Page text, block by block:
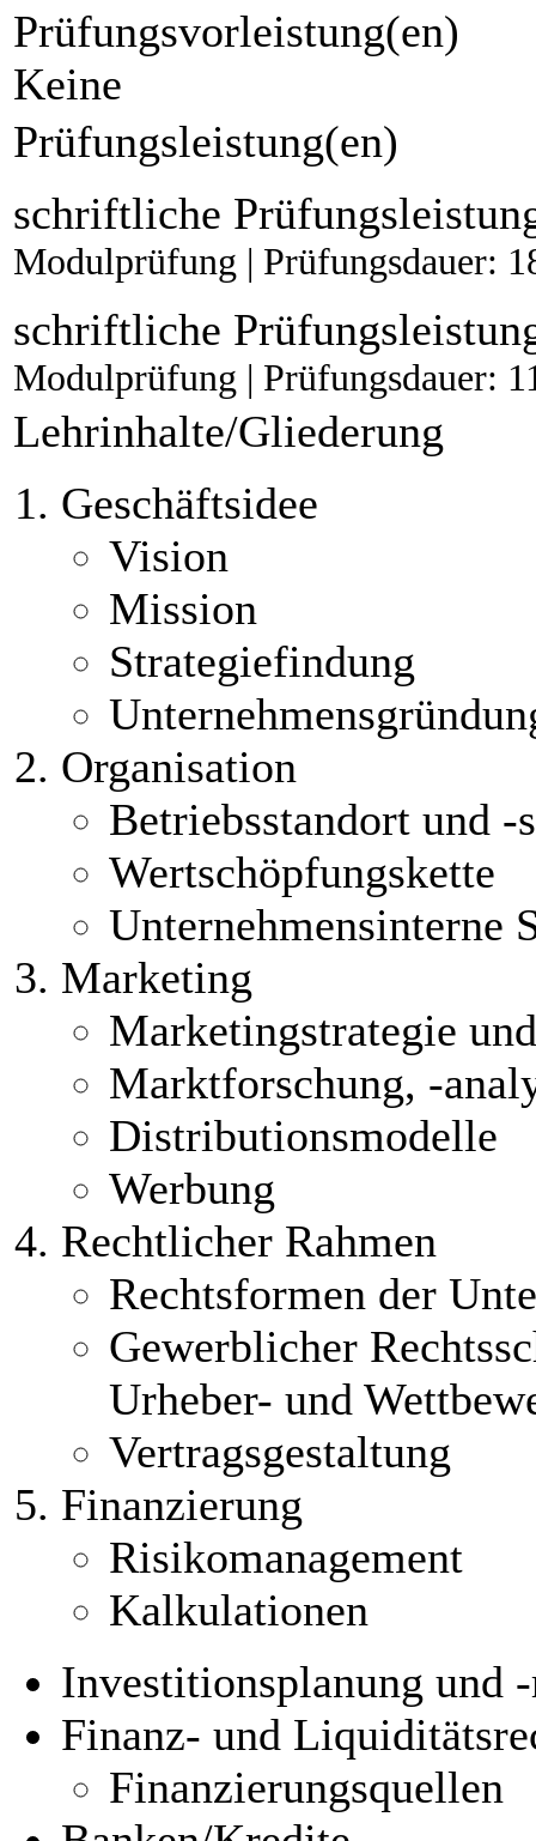
Prüfungsvorleistung(en)
Keine
Prüfungsleistung(en)
schriftliche
Modulprüfung | Prüfungsdauer:
schriftliche
Modulprüfung | Prüfungsdauer:
Lehrinhalte/Gliederung
Geschäftsidee
Vision
Mission
Strategiefindung
Organisation
Betriebsstandort und -
Wertschöpfungskette
Unternehmensinterne
Marketing
Marketingstrategie
Marktforschung, -
Distributionsmodelle
Werbung
Rechtlicher Rahmen
Rechtsformen der
Gewerblicher
Urheber- und
Vertragsgestaltung
Finanzierung
Risikomanagement
Kalkulationen
Investitionsplanung und
Finanz- und
Finanzierungsquellen